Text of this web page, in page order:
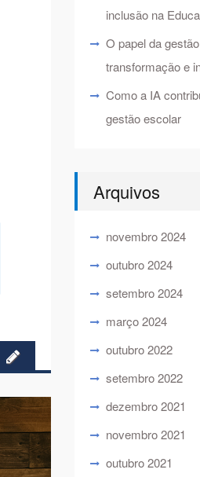
inclusão na
O papel da
transformação e
Como a IA
gestão escolar
Arquivos
novembro 2024
outubro 2024
setembro 2024
março 2024
outubro 2022
setembro 2022
dezembro 2021
novembro 2021
outubro 2021